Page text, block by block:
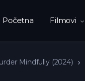
Početna Filmovi
Mindfully (2024)